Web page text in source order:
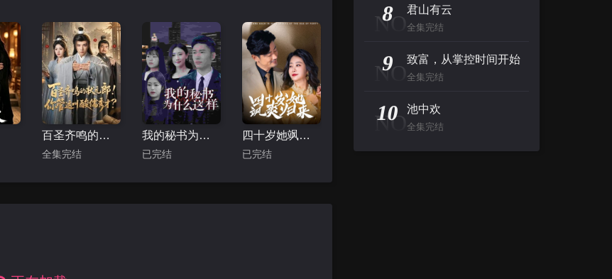
百圣齐鸣的状元郎！你管这叫酸儒秀才？
全集完结
我的秘书为什么这样
已完结
四十岁她飒爽归来
已完结
NO
8 君山有云
全集完结
NO
9 致富，从掌控时间开始
全集完结
NO
10 池中欢
全集完结